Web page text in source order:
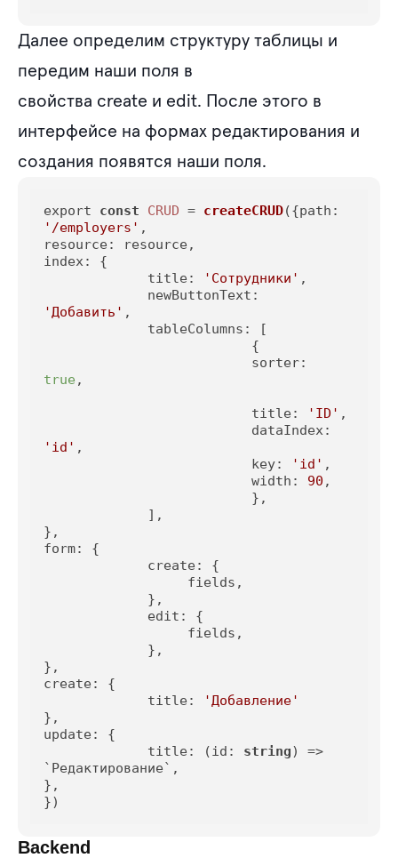
Далее определим структуру таблицы и
передим наши поля в
свойства create и edit. После этого в
интерфейсе на формах редактирования и
создания появятся наши поля.
export const CRUD = createCRUD({path
'/employers'
resource
index: {
title : 'Сотрудники' ,
newButtonText
'Добавить' ,
tableColumns : [
sorter
true ,
title : 'ID' ,
dataIndex
'id' ,
key: 'id' ,
width : 90 ,
form: {
create : {
edit : {
create : {
title :
'Добавление'
update : {
title : (id : string) =>
`Редактирование`,
},
})
Backend